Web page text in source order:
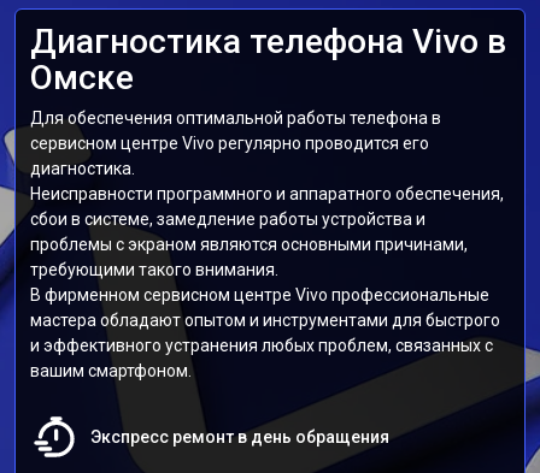
Диагностика телефона Vivo в
Омске
Для обеспечения оптимальной работы телефона в
сервисном центре Vivo регулярно проводится его
диагностика.
Неисправности программного и аппаратного обеспечения,
сбои в системе, замедление работы устройства и
проблемы с экраном являются основными причинами,
требующими такого внимания.
В фирменном сервисном центре Vivo профессиональные
мастера обладают опытом и инструментами для быстрого
и эффективного устранения любых проблем, связанных с
вашим смартфоном.
Экспресс ремонт в день обращения